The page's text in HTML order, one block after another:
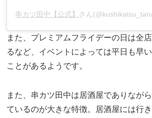
串カツ田中【公式】 さん(@kushikatsu_tanaka)
また、プレミアムフライデーの日は全
るなど、イベントによっては平日も早
ことがあるようです。
また、串カツ田中は居酒屋でありなが
ているのが大きな特徴。居酒屋には行